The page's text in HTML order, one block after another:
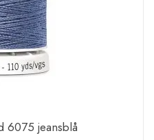
6075 jeansblå